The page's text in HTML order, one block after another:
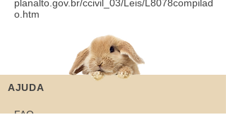
planalto.gov.br/ccivil_03/Leis/L8078compilad
o.htm
AJUDA
FAQ